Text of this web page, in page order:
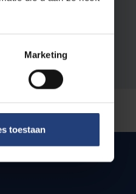
Marketing
toestaan